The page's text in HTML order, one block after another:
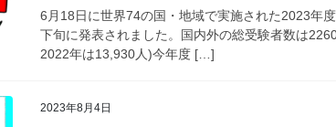
6月18日に世界74の国・地域で実施された2023年
下旬に発表されました。国内外の総受験者数は
2022年は13,930人)今年度 […]
2023年8月4日